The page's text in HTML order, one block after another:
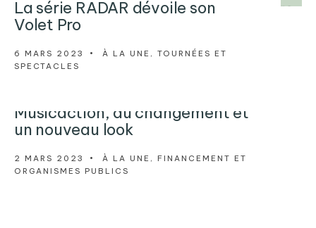
La série RADAR dévoile son
Volet Pro
6 MARS 2023 • À LA UNE , TOURNÉES ET
SPECTACLES
Musicaction, du changement et
un nouveau look
2 MARS 2023 • À LA UNE , FINANCEMENT ET
ORGANISMES PUBLICS